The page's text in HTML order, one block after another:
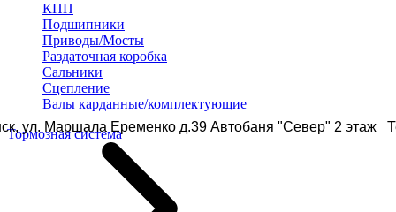
ул. Маршала Еременко д.39 Автобаня "Север" 2 этаж
КПП
Подшипники
Приводы/Мосты
Раздаточная коробка
Сальники
Сцепление
Валы карданные/комплектующие
Тормозная система